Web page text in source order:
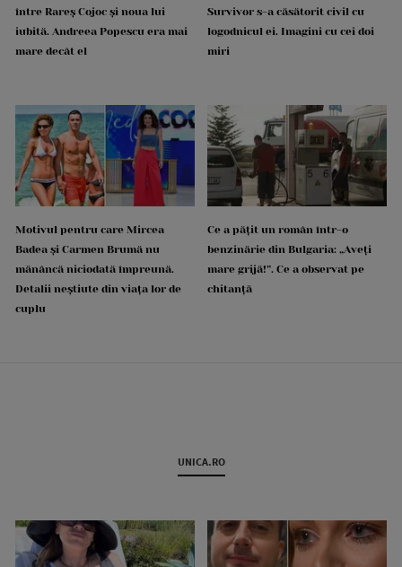
între Rareș Cojoc și noua lui
iubită. Andreea Popescu era mai
mare decât el
Survivor s-a căsătorit civil cu
logodnicul ei. Imagini cu cei doi
miri
Motivul pentru care Mircea
Badea și Carmen Brumă nu
mănâncă niciodată împreună.
Detalii neștiute din viața lor de
cuplu
Ce a pățit un român într-o
benzinărie din Bulgaria: „Aveți
mare grijă!”. Ce a observat pe
chitanță
UNICA.RO